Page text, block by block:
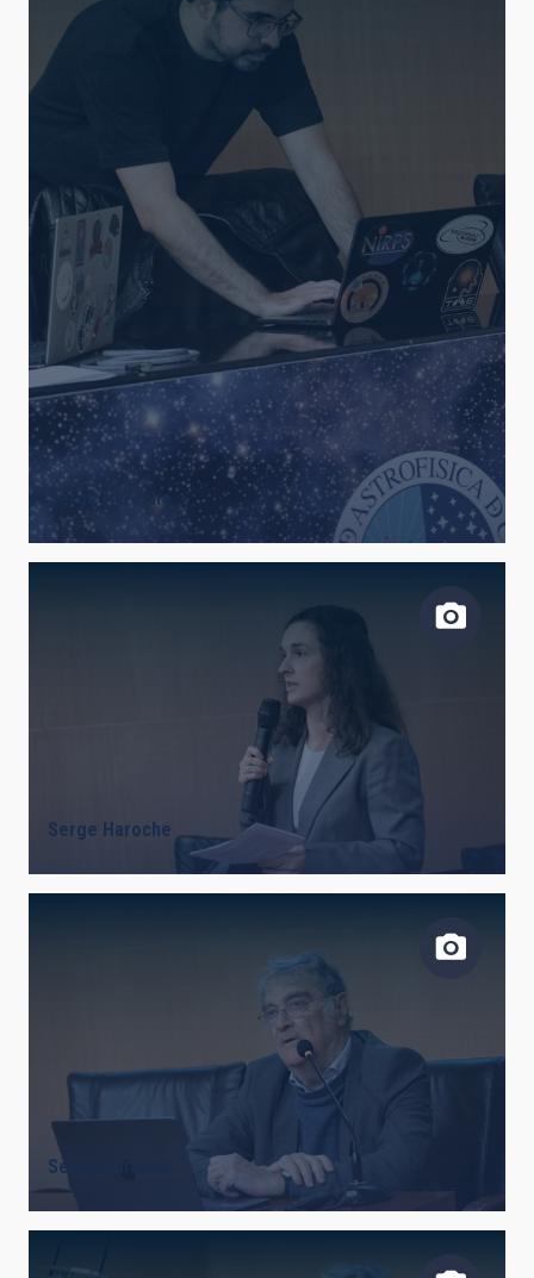
Serge Haroche
Serge Haroche
Serge Haroche